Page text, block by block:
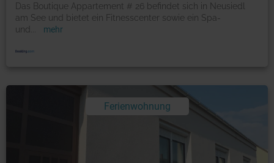
Das Boutique Appartement # 26 befindet sich in Neusiedl
am See und bietet ein Fitnesscenter sowie ein Spa-
und
mehr
Ferienwohnung